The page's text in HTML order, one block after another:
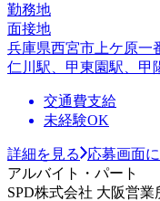
勤務地
面接地
兵庫県西宮市上ケ原一
仁川駅、甲東園駅、甲
交通費支給
未経験OK
詳細を見る
応募画面
アルバイト・パート
SPD株式会社 大阪営業